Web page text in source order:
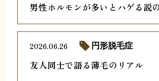
男性ホルモンが多いとハゲる説
友人同士で語る薄毛のリアル
2026.06.26 円形脱毛症